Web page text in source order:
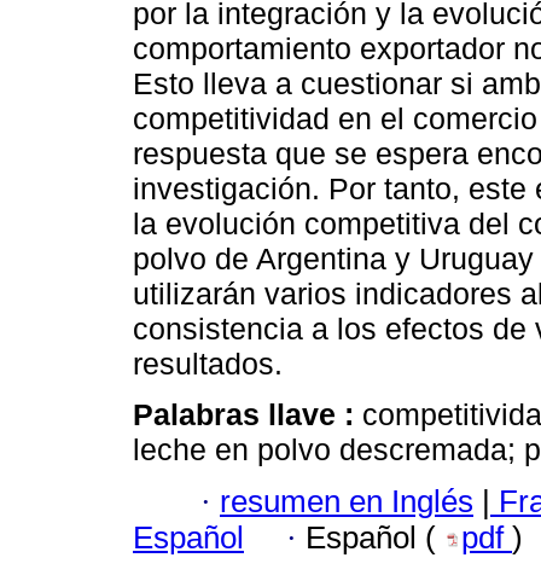
por la integración y la
comportamiento exportador
Esto lleva a cuestionar si
competitividad en el
respuesta que se espera
investigación. Por tanto,
la evolución competitiva del
polvo de Argentina y
utilizarán varios indicadores
consistencia a los efectos
resultados.
Palabras llave :
leche en polvo descremada;
· resumen en Inglés |
Español
· Español ( pdf )